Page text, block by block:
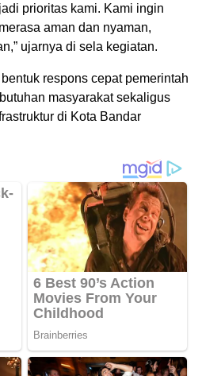
prioritas kami. Kami ingin
aman dan nyaman,
ujarnya di sela kegiatan.
respons cepat pemerintah
masyarakat sekaligus
di Kota Bandar